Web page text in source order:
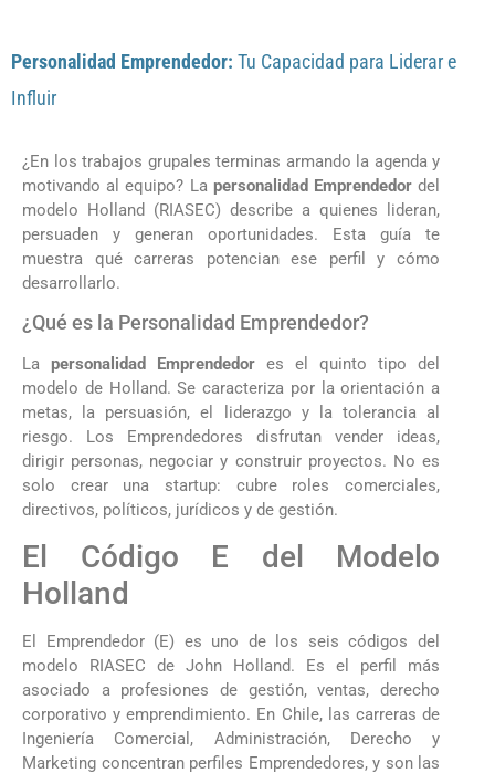
Personalidad Emprendedor: Tu Capacidad para Liderar e
Influir
¿En los trabajos grupales terminas armando la agenda y
motivando al equipo? La personalidad Emprendedordel
modelo Holland (RIASEC) describe a quienes lideran,
persuaden y generan oportunidades. Esta guía te
muestra qué carreras potencian ese perfil y cómo
desarrollarlo.
¿Qué es la Personalidad Emprendedor?
La personalidad Emprendedor es el quinto tipo del
modelo de Holland. Se caracteriza por la orientación a
metas, la persuasión, el liderazgo y la tolerancia al
riesgo. Los Emprendedores disfrutan vender ideas,
dirigir personas, negociar y construir proyectos. No es
solo crear una startup: cubre roles comerciales,
directivos, políticos, jurídicos y de gestión.
El Código E del Modelo
Holland
El Emprendedor (E) es uno de los seis códigos del
modelo RIASEC de John Holland. Es el perfil más
asociado a profesiones de gestión, ventas, derecho
corporativo y emprendimiento. En Chile, las carreras de
Ingeniería Comercial, Administración, Derecho y
Marketing concentran perfiles Emprendedores, y son las